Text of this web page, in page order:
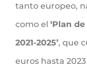
tanto europeo,
como el ‘Plan
2021-2025’, que
euros hasta